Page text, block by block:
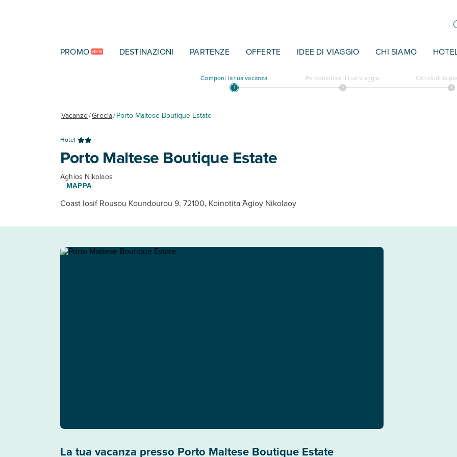
PROMO NEW DESTINAZIONI PARTENZE OFFERTE IDEE DI VIAGGIO CHI SIAMO
Componi la tua vacanza Personalizza il tuo viaggio Concludi la
Vacanze/Grecia/Porto Maltese Boutique Estate
Hotel
Porto Maltese Boutique Estate
Aghios Nikolaos
MAPPA
Coast Iosif Rousou Koundourou 9, 72100, Koinotita Ἁgioy Nikolaoy
La tua vacanza presso Porto Maltese Boutique Estate